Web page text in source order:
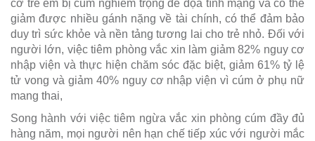
cơ trẻ em bị cúm nghiêm trọng đe dọa tính mạng và có thể
giảm được nhiều gánh nặng về tài chính, có thể đảm bảo
duy trì sức khỏe và nền tảng tương lai cho trẻ nhỏ. Đối với
người lớn, việc tiêm phòng vắc xin làm giảm 82% nguy cơ
nhập viện và thực hiện chăm sóc đặc biệt, giảm 61% tỷ lệ
tử vong và giảm 40% nguy cơ nhập viện vì cúm ở phụ nữ
mang thai,
Song hành với việc tiêm ngừa vắc xin phòng cúm đầy đủ
hàng năm, mọi người nên hạn chế tiếp xúc với người mắc